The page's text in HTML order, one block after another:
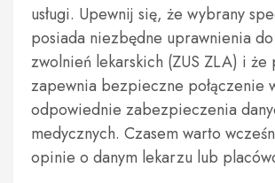
usługi. Upewnij się, że wybrany
posiada niezbędne uprawnienia
zwolnień lekarskich (ZUS ZLA) i że
zapewnia bezpieczne połączenie
odpowiednie zabezpieczenia
medycznych. Czasem warto
opinie o danym lekarzu lub